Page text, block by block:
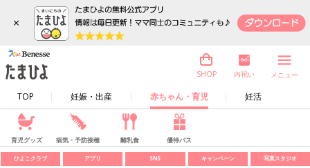
×
TOP 妊娠・出産 赤ちゃん・育児 妊活
SHOP 内祝い メニュー
育児グッズ 病気・予防接種 離乳食 優待パス
ひよこクラブ アプリ SNS キャンペーン 写真スタジオ